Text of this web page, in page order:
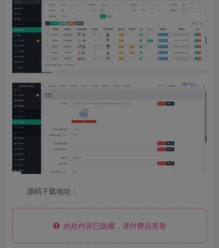
源码下载地址：
此处内容已隐藏，请付费后查看